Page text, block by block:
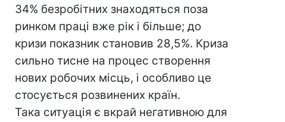
34% безробітних знаходяться поза
ринком праці вже рік і більше; до
кризи показник становив 28,5%. Криза
сильно тисне на процес створення
нових робочих місць, і особливо це
стосується розвинених країн.
Така ситуація є вкрай негативною для